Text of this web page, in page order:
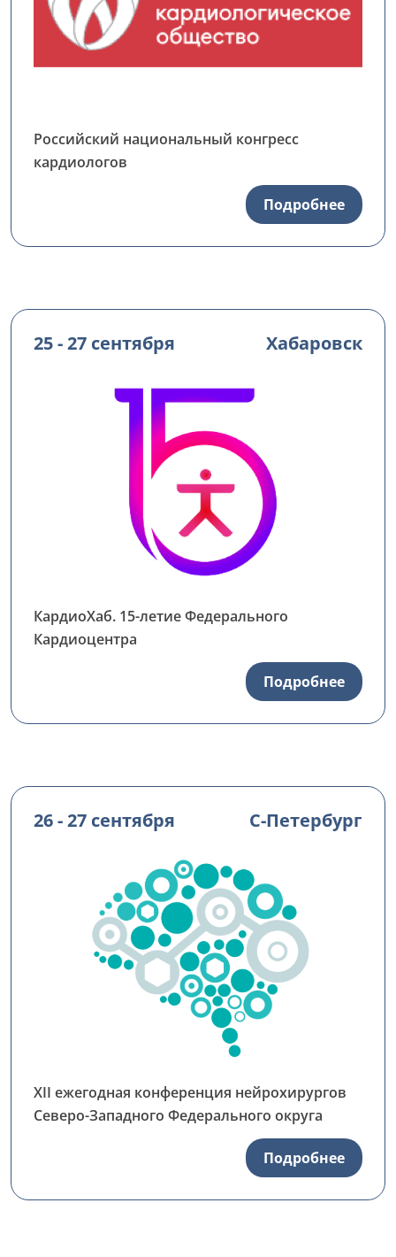
Российский национальный конгресс
кардиологов
Подробнее
25 - 27 сентября Хабаровск
КардиоХаб. 15-летие Федерального
Кардиоцентра
Подробнее
26 - 27 сентября С-Петербург
XII ежегодная конференция нейрохирургов
Северо-Западного Федерального округа
Подробнее